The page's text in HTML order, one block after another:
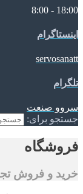
18:00 - 8:00
اینستاگرام
servosanatt
تلگرام
سروو صنعت
جستجو برای:
فروشگاه
خرید و فروش